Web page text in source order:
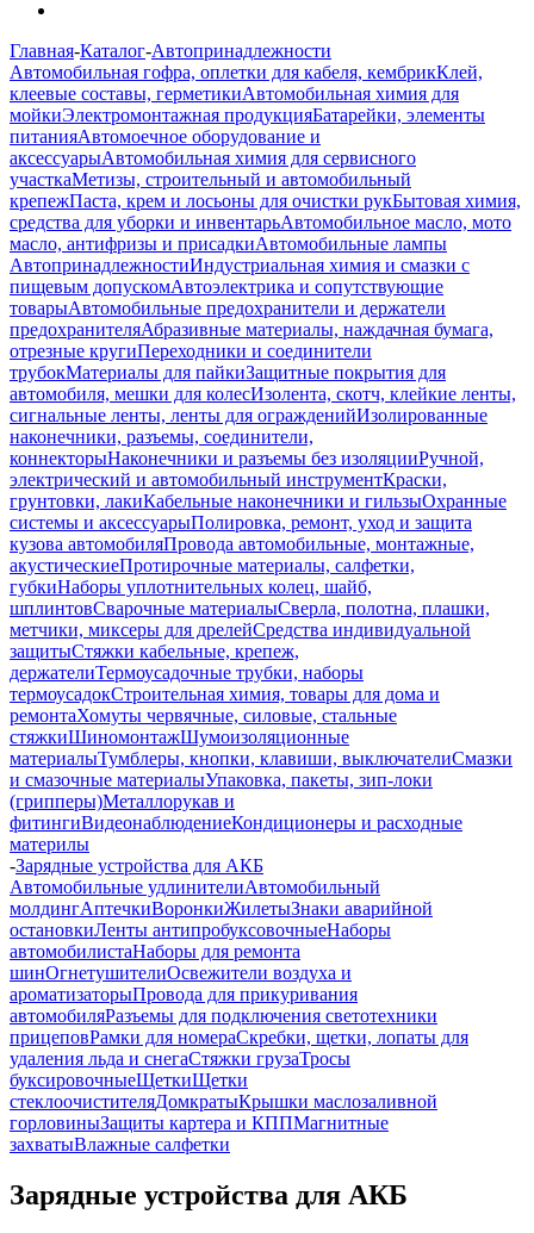
Главная-Каталог-Автопринадлежности
Автомобильная гофра, оплетки для кабеля, кембрикКлей,
клеевые составы, герметикиАвтомобильная химия для
мойкиЭлектромонтажная продукцияБатарейки, элементы
питанияАвтомоечное оборудование и
аксессуарыАвтомобильная химия для сервисного
участкаМетизы, строительный и автомобильный
крепежПаста, крем и лосьоны для очистки рукБытовая химия,
средства для уборки и инвентарьАвтомобильное масло, мото
масло, антифризы и присадкиАвтомобильные лампы
АвтопринадлежностиИндустриальная химия и смазки с
пищевым допускомАвтоэлектрика и сопутствующие
товарыАвтомобильные предохранители и держатели
предохранителяАбразивные материалы, наждачная бумага,
отрезные кругиПереходники и соединители
трубокМатериалы для пайкиЗащитные покрытия для
автомобиля, мешки для колесИзолента, скотч, клейкие ленты,
сигнальные ленты, ленты для огражденийИзолированные
наконечники, разъемы, соединители,
коннекторыНаконечники и разъемы без изоляцииРучной,
электрический и автомобильный инструментКраски,
грунтовки, лакиКабельные наконечники и гильзыОхранные
системы и аксессуарыПолировка, ремонт, уход и защита
кузова автомобиляПровода автомобильные, монтажные,
акустическиеПротирочные материалы, салфетки,
губкиНаборы уплотнительных колец, шайб,
шплинтовСварочные материалыСверла, полотна, плашки,
метчики, миксеры для дрелейСредства индивидуальной
защитыСтяжки кабельные, крепеж,
держателиТермоусадочные трубки, наборы
термоусадокСтроительная химия, товары для дома и
ремонтаХомуты червячные, силовые, стальные
стяжкиШиномонтажШумоизоляционные
материалыТумблеры, кнопки, клавиши, выключателиСмазки
и смазочные материалыУпаковка, пакеты, зип-локи
(грипперы)Металлорукав и
фитингиВидеонаблюдениеКондиционеры и расходные
материлы
-Зарядные устройства для АКБ
Автомобильные удлинителиАвтомобильный
молдингАптечкиВоронкиЖилетыЗнаки аварийной
остановкиЛенты антипробуксовочныеНаборы
автомобилистаНаборы для ремонта
шинОгнетушителиОсвежители воздуха и
ароматизаторыПровода для прикуривания
автомобиляРазъемы для подключения светотехники
прицеповРамки для номераСкребки, щетки, лопаты для
удаления льда и снегаСтяжки грузаТросы
буксировочныеЩеткиЩетки
стеклоочистителяДомкратыКрышки маслозаливной
горловиныЗащиты картера и КППМагнитные
захватыВлажные салфетки
Зарядные устройства для АКБ